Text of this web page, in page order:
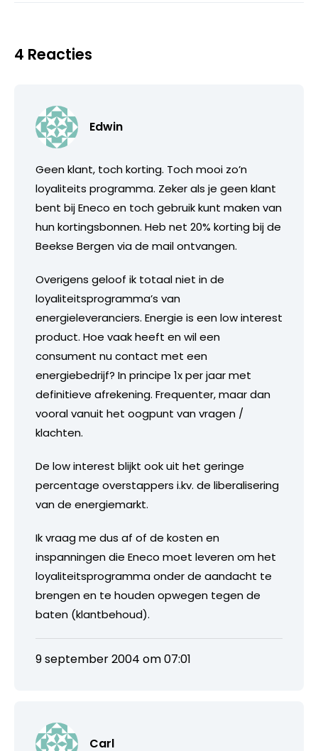
4 Reacties
Edwin
Geen klant, toch korting. Toch mooi zo’n
loyaliteits programma. Zeker als je geen klant
bent bij Eneco en toch gebruik kunt maken van
hun kortingsbonnen. Heb net 20% korting bij de
Beekse Bergen via de mail ontvangen.
Overigens geloof ik totaal niet in de
loyaliteitsprogramma’s van
energieleveranciers. Energie is een low interest
product. Hoe vaak heeft en wil een
consument nu contact met een
energiebedrijf? In principe 1x per jaar met
definitieve afrekening. Frequenter, maar dan
vooral vanuit het oogpunt van vragen /
klachten.
De low interest blijkt ook uit het geringe
percentage overstappers i.kv. de liberalisering
van de energiemarkt.
Ik vraag me dus af of de kosten en
inspanningen die Eneco moet leveren om het
loyaliteitsprogramma onder de aandacht te
brengen en te houden opwegen tegen de
baten (klantbehoud).
9 september 2004 om 07:01
Carl